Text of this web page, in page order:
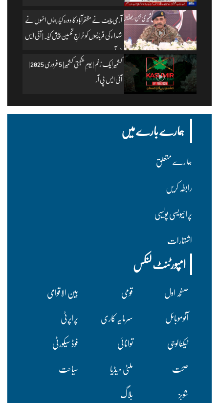
آرمی چیف نے مظفرآباد کا دورہ کیا، جہاں انہوں نے
شہداء کی قربانیوں کو خراجِ تحسین پیش کیا۔ | آئی ایس
پی آر
کشمیر ایک زخم | یومِ یکجہتی کشمیر | 5 فروری 2025 |
آئی ایس پی آر
ہمارے بارے میں
ہما رے متعلق
رابطہ کریں
پرا ئیویسی پولسیی
اشتہارات
امپورٹنٹ لنکس
صفحہ اول قومی
بین الاقوامی
آٹوموبائل
سرمایہ کاری
پراپرٹی
ٹیکنالوجی
توانائی
فوڈ سیکورٹی
صحت
ملٹی میڈیا
سیاحت
شوبز
بلاگ